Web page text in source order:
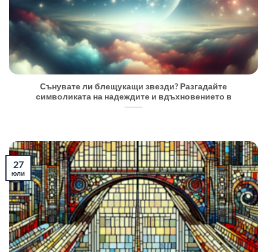
Сънувате ли блещукащи звезди? Разгадайте
символиката на надеждите и вдъхновението в
27
юли